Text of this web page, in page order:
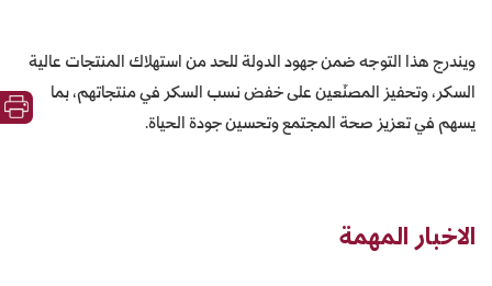
ويندرج هذا التوجه ضمن جهود الدولة للحد من استهلاك المنتجات عالية
السكر، وتحفيز المصنّعين على خفض نسب السكر في منتجاتهم، بما
يسهم في تعزيز صحة المجتمع وتحسين جودة الحياة.
الاخبار المهمة